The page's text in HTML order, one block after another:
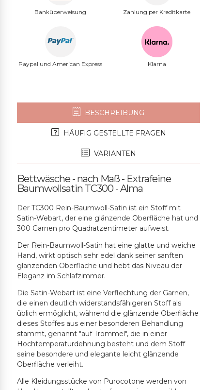
Banküberweisung Zahlung per Kreditkarte
Paypal und American Express Klarna
BESCHREIBUNG
HÄUFIG GESTELLTE FRAGEN
VARIANTEN
Bettwäsche - nach Maß - Extrafeine
Baumwollsatin TC300 - Alma
Der TC300 Rein-Baumwoll-Satin ist ein Stoff mit
Satin-Webart, der eine glänzende Oberfläche hat und
300 Garnen pro Quadratzentimeter aufweist.
Der Rein-Baumwoll-Satin hat eine glatte und weiche
Hand, wirkt optisch sehr edel dank seiner sanften
glänzenden Oberfläche und hebt das Niveau der
Eleganz im Schlafzimmer.
Die Satin-Webart ist eine Verflechtung der Garnen,
die einen deutlich widerstandsfähigeren Stoff als
üblich ermöglicht, während die glänzende Oberfläche
dieses Stoffes aus einer besonderen Behandlung
stammt, genannt "auf Trommel", die in einer
Hochtemperaturdehnung besteht und dem Stoff
seine besondere und elegante leicht glänzende
Oberfläche verleiht.
Alle Kleidungsstücke von Purocotone werden von